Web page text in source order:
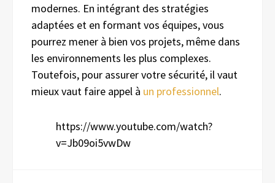
modernes. En intégrant des stratégies
adaptées et en formant vos équipes, vous
pourrez mener à bien vos projets, même dans
les environnements les plus complexes.
Toutefois, pour assurer votre sécurité, il vaut
mieux vaut faire appel à un professionnel.
https://www.youtube.com/watch?
v=Jb09oi5vwDw